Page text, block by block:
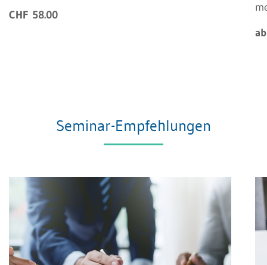
CHF 58.00
Seminar-Empfehlungen